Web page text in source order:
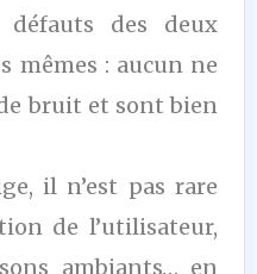
défauts des deux
mêmes : aucun ne
bruit et sont bien
il n’est pas rare
de l’utilisateur,
ambiants… en